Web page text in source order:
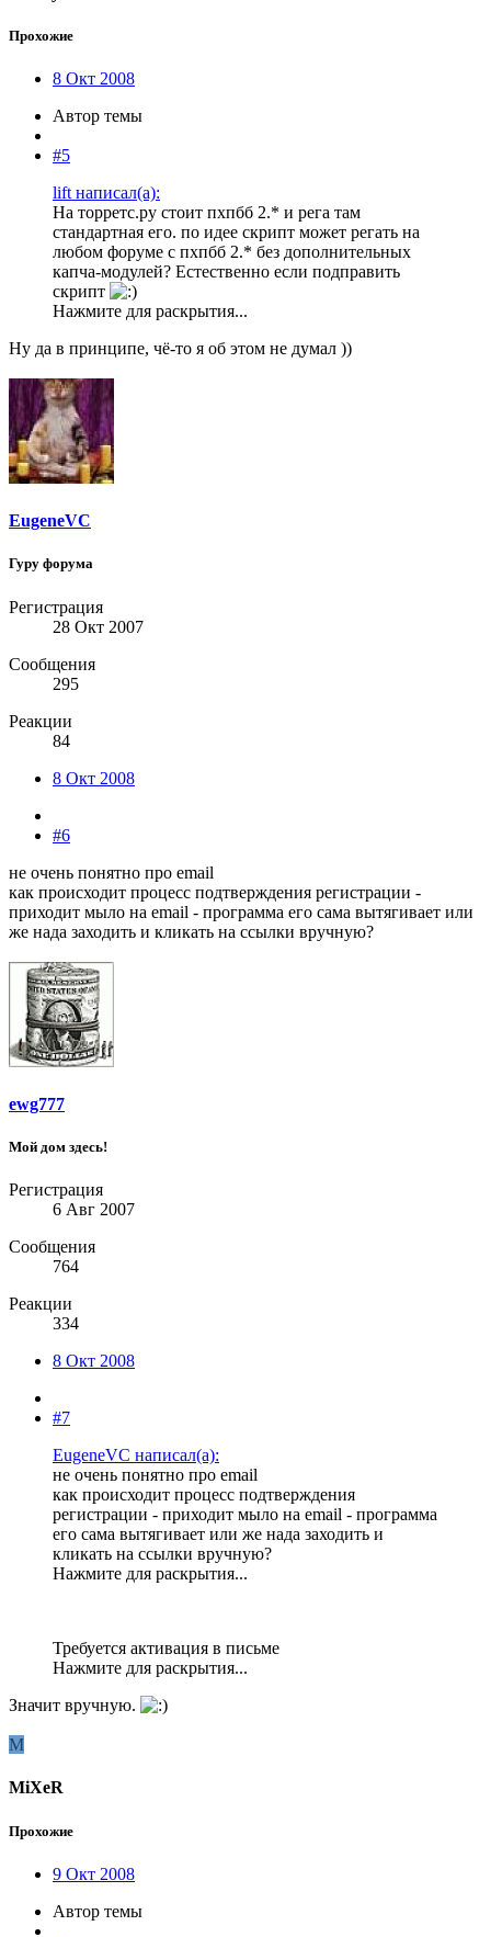
Прохожие
8 Окт 2008
Автор темы
#5
lift написал(а):
На торретс.ру стоит пхпбб 2.* и рега там
стандартная его. по идее скрипт может регать на
любом форуме с пхпбб 2.* без дополнительных
капча-модулей? Естественно если подправить
скрипт
Нажмите для раскрытия...
Ну да в принципе, чё-то я об этом не думал ))
EugeneVC
Гуру форума
Регистрация
28 Окт 2007
Сообщения
295
Реакции
84
8 Окт 2008
#6
не очень понятно про email
как происходит процесс подтверждения регистрации -
приходит мыло на email - программа его сама вытягивает или
же нада заходить и кликать на ссылки вручную?
ewg777
Мой дом здесь!
Регистрация
6 Авг 2007
Сообщения
764
Реакции
334
8 Окт 2008
#7
EugeneVC написал(а):
не очень понятно про email
как происходит процесс подтверждения
регистрации - приходит мыло на email - программа
его сама вытягивает или же нада заходить и
кликать на ссылки вручную?
Нажмите для раскрытия...
Требуется активация в письме
Нажмите для раскрытия...
Значит вручную.
M
MiXeR
Прохожие
9 Окт 2008
Автор темы